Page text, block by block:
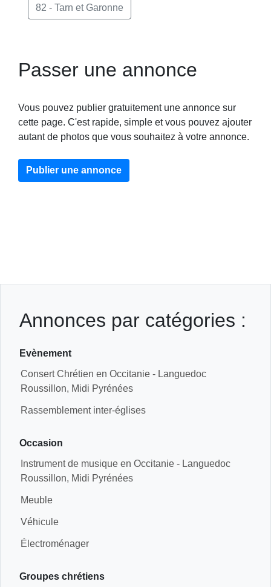
82 - Tarn et Garonne
Passer une annonce
Vous pouvez publier gratuitement une annonce sur
cette page. C'est rapide, simple et vous pouvez ajouter
autant de photos que vous souhaitez à votre annonce.
Publier une annonce
Annonces par catégories :
Evènement
Consert Chrétien en Occitanie - Languedoc
Roussillon, Midi Pyrénées
Rassemblement inter-églises
Occasion
Instrument de musique en Occitanie - Languedoc
Roussillon, Midi Pyrénées
Meuble
Véhicule
Électroménager
Groupes chrétiens